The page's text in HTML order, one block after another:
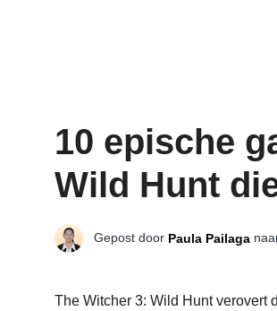
10 epische
Wild Hunt
Gepost door Paula Pailaga
The Witcher 3: Wild Hunt verovert